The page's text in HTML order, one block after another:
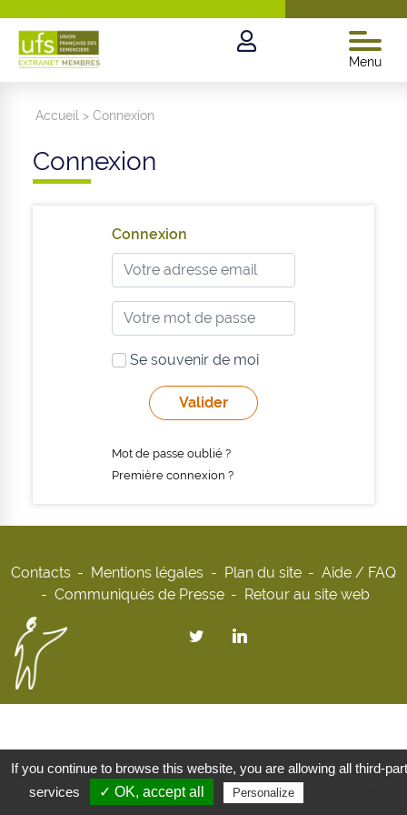
Menu
Accueil >Connexion
Connexion
Connexion
Se souvenir de moi
Mot de passe oublié ?
Première connexion ?
Contacts Mentions légales Plan du site
Aide / FAQ
Communiqués de Presse
Retour au site web
If you continue to browse this website, you are allowing all third-
services
✓ OK, accept all Personalize